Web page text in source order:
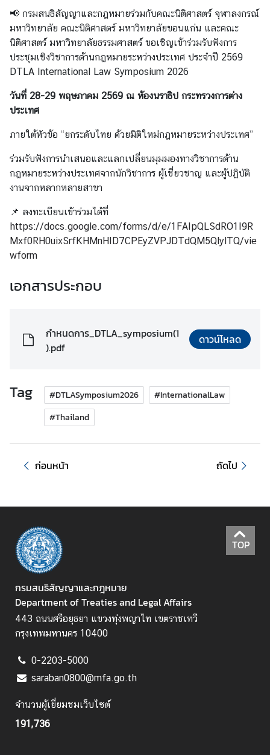
ป
ร
ะ
เ
ท
อ
ล
เ
ข
ต
เ
เ
ด
ภ
กิ
จ
ห
ล
ก
ฎ
ห
ม
า
ย
/
ะ
เ
ย
📢 กรมสนธิสัญญาและกฎหมายร่วมกับคณะนิติศาสตร์ จุฬาลงกรณ์
มหาวิทยาลัย คณะนิติศาสตร์ มหาวิทยาลัยขอนแก่น และคณะ
นิติศาสตร์ มหาวิทยาลัยธรรมศาสตร์ ขอเชิญเข้าร่วมรับฟังการ
ประชุมเชิงวิชาการด้านกฎหมายระหว่างประเทศ ประจำปี 2569
DTLA International Law Symposium 2026
วันที่ 28-29 พฤษภาคม 2569 ณ ห้องนราธิป กระทรวงการต่าง
ประเทศ
ภายใต้หัวข้อ “ยกระดับไทย ด้วยมิติใหม่กฎหมายระหว่างประเทศ”
ร่วมรับฟังการนำเสนอและแลกเปลี่ยนมุมมองทางวิชาการด้าน
กฎหมายระหว่างประเทศจากนักวิชาการ ผู้เชี่ยวชาญ และผู้ปฏิบัติ
งานจากหลากหลายสาขา
📌 ลงทะเบียนเข้าร่วมได้ที่
https://docs.google.com/forms/d/e/1FAIpQLSdRO1I9R
Mxf0RH0uixSrfKHMnHID7CPEyZVPJDTdQM5QlylTQ/vie
wform
เอกสารประกอบ
กำหนดการ_DTLA_symposium(1
).pdf
ดาวน์โหลด
Tag #DTLASymposium2026
#InternationalLaw
#Thailand
ก่อนหน้า ถัดไป
TOP
กรมสนธิสัญญาและกฎหมาย
Department of Treaties and Legal Affairs
443 ถนนศรีอยุธยา แขวงทุ่งพญาไท เขตราชเทวี
กรุงเทพมหานคร 10400
0-2203-5000
saraban0800@mfa.go.th
จำนวนผู้เยี่ยมชมเว็บไซต์
191,736